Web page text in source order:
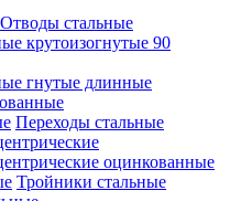
Отводы стальные
крутоизогнутые 90
гнутые длинные
Переходы стальные
оцинкованные
Тройники стальные